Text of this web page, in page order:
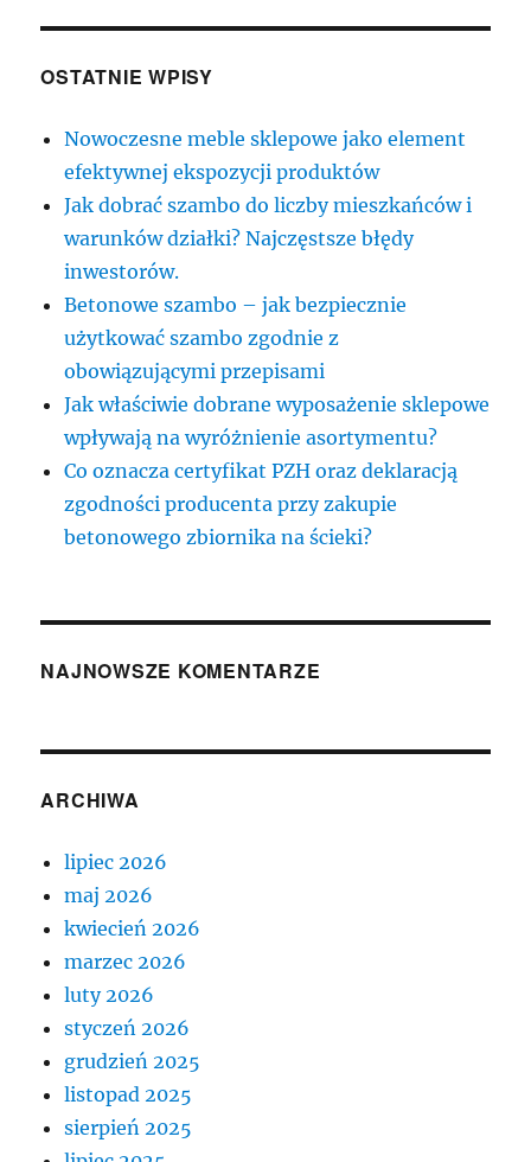
OSTATNIE WPISY
Nowoczesne meble sklepowe jako element
efektywnej ekspozycji produktów
Jak dobrać szambo do liczby mieszkańców i
warunków działki? Najczęstsze błędy
inwestorów.
Betonowe szambo – jak bezpiecznie
użytkować szambo zgodnie z
obowiązującymi przepisami
Jak właściwie dobrane wyposażenie sklepowe
wpływają na wyróżnienie asortymentu?
Co oznacza certyfikat PZH oraz deklaracją
zgodności producenta przy zakupie
betonowego zbiornika na ścieki?
NAJNOWSZE KOMENTARZE
ARCHIWA
lipiec 2026
maj 2026
kwiecień 2026
marzec 2026
luty 2026
styczeń 2026
grudzień 2025
listopad 2025
sierpień 2025